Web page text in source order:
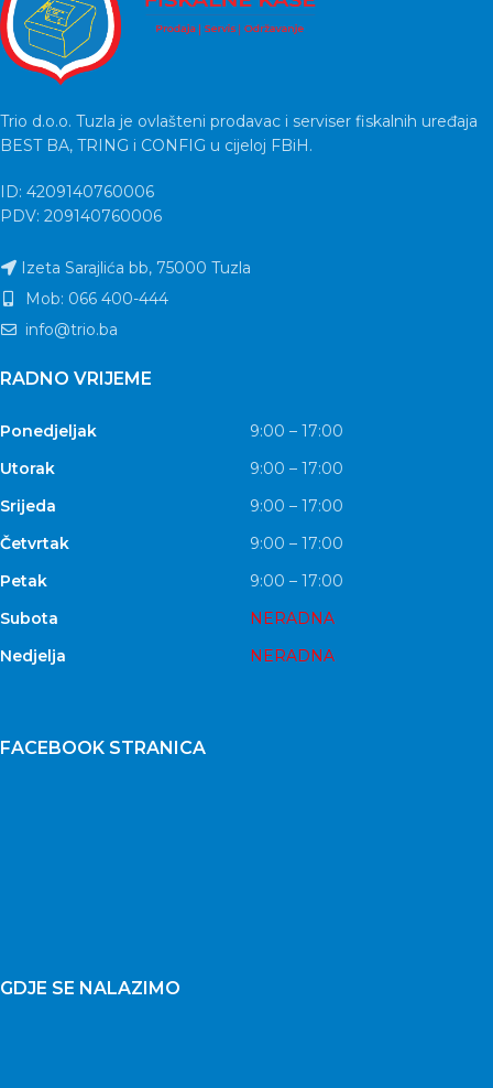
Trio d.o.o. Tuzla je ovlašteni prodavac i serviser fiskalnih uređaja
BEST BA, TRING i CONFIG u cijeloj FBiH.
ID: 4209140760006
PDV: 209140760006
Izeta Sarajlića bb, 75000 Tuzla
Mob: 066 400-444
info@trio.ba
RADNO VRIJEME
Ponedjeljak
9:00 – 17:00
Utorak
9:00 – 17:00
Srijeda
9:00 – 17:00
Četvrtak
9:00 – 17:00
Petak
9:00 – 17:00
Subota
NERADNA
Nedjelja
NERADNA
FACEBOOK STRANICA
GDJE SE NALAZIMO